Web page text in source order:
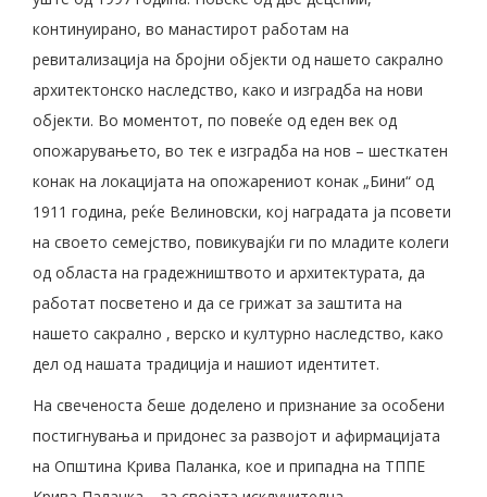
континуирано, во манастирот работам на
ревитализација на бројни објекти од нашето сакрално
архитектонско наследство, како и изградба на нови
објекти. Во моментот, по повеќе од еден век од
опожарувањето, во тек е изградба на нов – шесткатен
конак на локацијата на опожарениот конак „Бини“ од
1911 година, реќе Велиновски, кој наградата ја псовети
на своето семејство, повикувајќи ги по младите колеги
од областа на градежништвото и архитектурата, да
работат посветено и да се грижат за заштита на
нашето сакрално , верско и културно наследство, како
дел од нашата традиција и нашиот идентитет.
На свеченоста беше доделено и признание за особени
постигнувања и придонес за развојот и афирмацијата
на Општина Крива Паланка, кое и припадна на ТППЕ